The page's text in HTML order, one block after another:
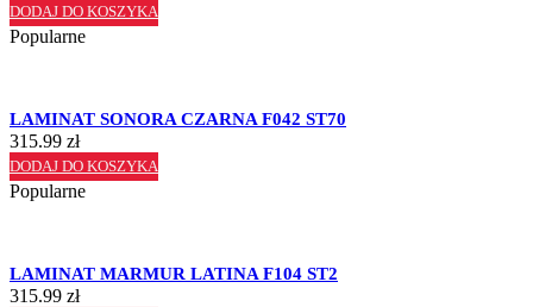
DODAJ DO KOSZYKA
Popularne
LAMINAT SONORA CZARNA F042 ST70
315.99 zł
DODAJ DO KOSZYKA
Popularne
LAMINAT MARMUR LATINA F104 ST2
315.99 zł